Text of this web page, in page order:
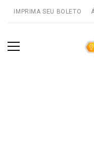
IMPRIMA SEU BOLETO